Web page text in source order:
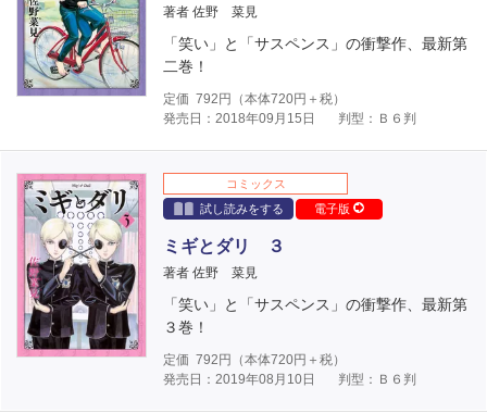
著者 佐野 菜見
「笑い」と「サスペンス」の衝撃作、最新第
二巻！
定価 792 円（本体720円＋税）
発売日：2018年09月15日
判型：Ｂ６判
コミックス
試し読みをする
電子版
ミギとダリ ３
著者 佐野 菜見
「笑い」と「サスペンス」の衝撃作、最新第
３巻！
定価 792 円（本体720円＋税）
発売日：2019年08月10日
判型：Ｂ６判